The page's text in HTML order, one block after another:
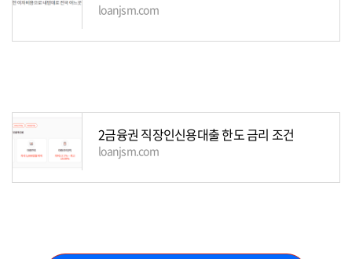
loanjsm.com
2금융권 직장인신용대출 한도 금리 조건
loanjsm.com